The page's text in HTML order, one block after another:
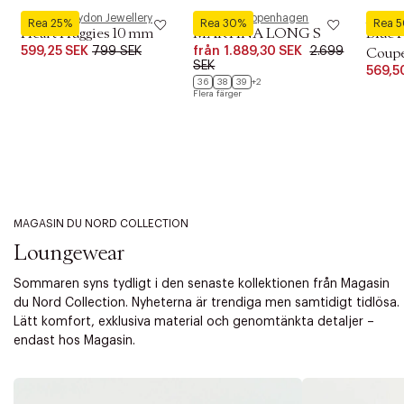
Rea 25%
Pernille Corydon Jewellery
Heart Huggies 10 mm
599,25 SEK 799 SEK
Rea 30%
Phenumb Copenhagen
MARTINA LONG S
från 1.889,30 SEK 2.699
SEK
36 38 39
+2
Flera färger
Rea
Royal
Blue
MAGASIN DU NORD COLLECTION
Loungewear
Sommaren syns tydligt i den senaste kollektionen från Magasin
du Nord Collection. Nyheterna är trendiga men samtidigt tidlösa.
Lätt komfort, exklusiva material och genomtänkta detaljer –
endast hos Magasin.